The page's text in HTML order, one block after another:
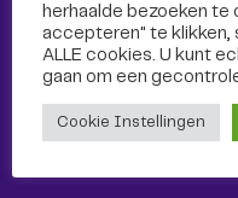
herhaalde bezoeken te
accepteren" te klikken,
ALLE cookies. U kunt
gaan om een
Cookie Instellingen